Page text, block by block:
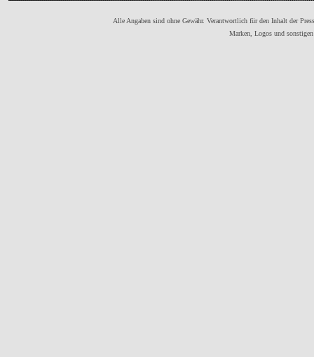
Alle Angaben sind ohne Gewähr. Verantwortlich für den Inhalt der
Marken, Logos und